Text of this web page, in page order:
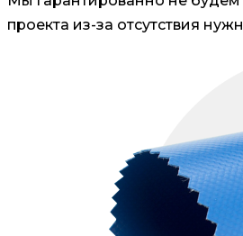
проекта из-за отсутствия